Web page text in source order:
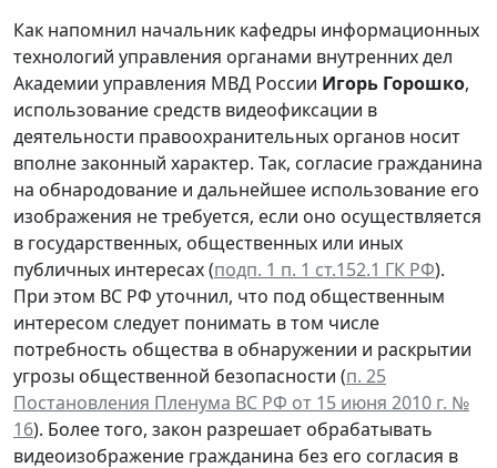
Как напомнил начальник кафедры информационных
технологий управления органами внутренних дел
Академии управления МВД России Игорь Горошко,
использование средств видеофиксации в
деятельности правоохранительных органов носит
вполне законный характер. Так, согласие гражданина
на обнародование и дальнейшее использование его
изображения не требуется, если оно осуществляется
в государственных, общественных или иных
публичных интересах (подп. 1 п. 1 ст.152.1 ГК РФ).
При этом ВС РФ уточнил, что под общественным
интересом следует понимать в том числе
потребность общества в обнаружении и раскрытии
угрозы общественной безопасности (п. 25
Постановления Пленума ВС РФ от 15 июня 2010 г. №
16). Более того, закон разрешает обрабатывать
видеоизображение гражданина без его согласия в